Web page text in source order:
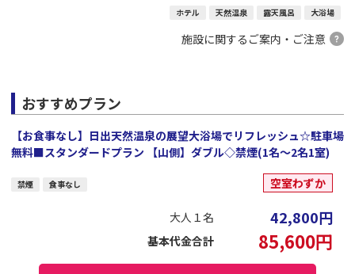
ホテル 天然温泉 露天風呂 大浴場
施設に関するご案内・ご注意
おすすめプラン
【お食事なし】日出天然温泉の展望大浴場でリフレッシュ☆駐車場
無料■スタンダードプラン 【山側】ダブル◇禁煙(1名～2名1室)
禁煙 食事なし 空室わずか
大人１名 42,800円
基本代金合計 85,600円